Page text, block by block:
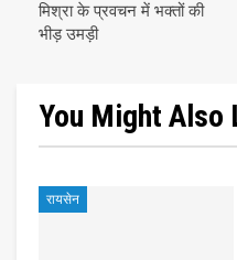
मिश्रा के प्रवचन में भक्तों की
भीड़ उमड़ी
You Might Also
रायसेन